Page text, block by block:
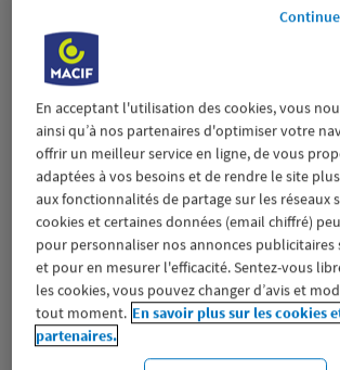
Voir plus
16.07
TOURNON SUR
20 AVENUE MARECHAL FOCH
07300 TOURNON SUR RHONE
4,7 /5Note de 4.7 sur 5
(125 avis)
Fermé actuellement
Prendre RDV
En acceptant l'utilisation des cookies, vous
ainsi qu’à nos partenaires d'optimiser votre
offrir un meilleur service en ligne, de vous
adaptées à vos besoins et de rendre le site
aux fonctionnalités de partage sur les réseaux
cookies et certaines données (email chiffré)
pour personnaliser nos annonces publicitaires
et pour en mesurer l'efficacité. Sentez-vous
les cookies, vous pouvez changer d’avis et
tout moment. En savoir plus sur les cookies
partenaires.